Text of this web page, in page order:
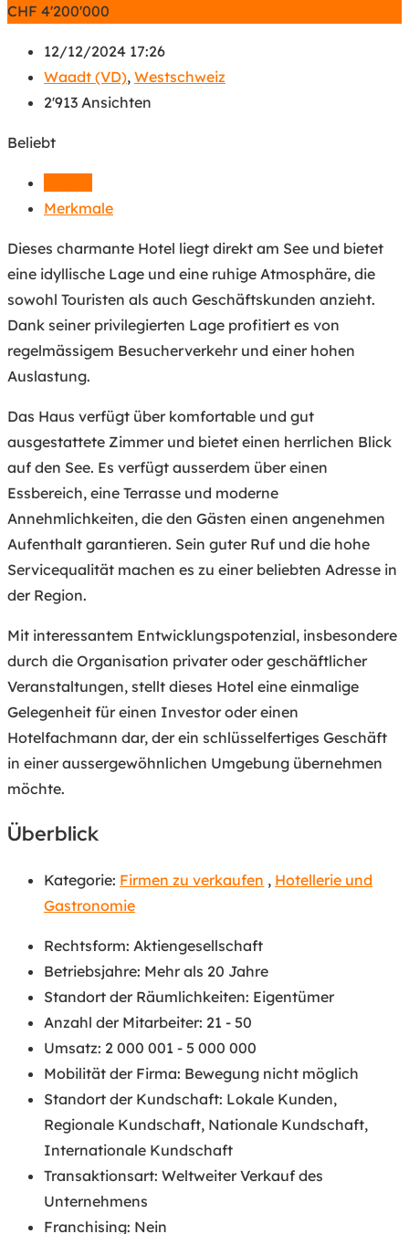
CHF 4'200'000
12/12/2024 17:26
Waadt (VD), Westschweiz
2'913 Ansichten
Beliebt
Merkmale
Dieses charmante Hotel liegt direkt am See und bietet
eine idyllische Lage und eine ruhige Atmosphäre, die
sowohl Touristen als auch Geschäftskunden anzieht.
Dank seiner privilegierten Lage profitiert es von
regelmässigem Besucherverkehr und einer hohen
Auslastung.
Das Haus verfügt über komfortable und gut
ausgestattete Zimmer und bietet einen herrlichen Blick
auf den See. Es verfügt ausserdem über einen
Essbereich, eine Terrasse und moderne
Annehmlichkeiten, die den Gästen einen angenehmen
Aufenthalt garantieren. Sein guter Ruf und die hohe
Servicequalität machen es zu einer beliebten Adresse in
der Region.
Mit interessantem Entwicklungspotenzial, insbesondere
durch die Organisation privater oder geschäftlicher
Veranstaltungen, stellt dieses Hotel eine einmalige
Gelegenheit für einen Investor oder einen
Hotelfachmann dar, der ein schlüsselfertiges Geschäft
in einer aussergewöhnlichen Umgebung übernehmen
möchte.
Überblick
Kategorie: Firmen zu verkaufen , Hotellerie und
Gastronomie
Rechtsform: Aktiengesellschaft
Betriebsjahre: Mehr als 20 Jahre
Standort der Räumlichkeiten: Eigentümer
Anzahl der Mitarbeiter: 21 - 50
Umsatz: 2 000 001 - 5 000 000
Mobilität der Firma: Bewegung nicht möglich
Standort der Kundschaft: Lokale Kunden,
Regionale Kundschaft, Nationale Kundschaft,
Internationale Kundschaft
Transaktionsart: Weltweiter Verkauf des
Unternehmens
Franchising: Nein